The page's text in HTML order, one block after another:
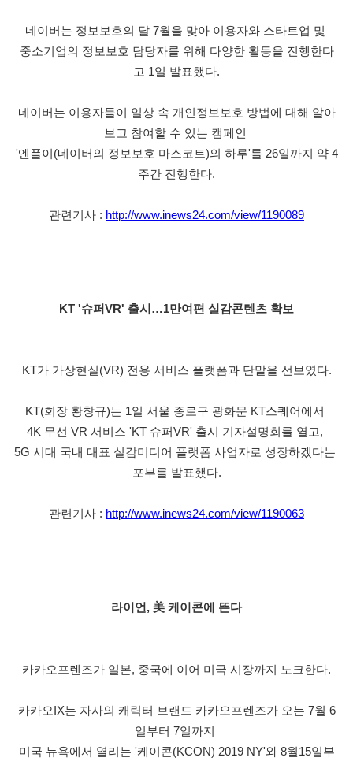
네이버는 정보보호의 달 7월을 맞아 이용자와 스타트업 및
중소기업의 정보보호 담당자를 위해 다양한 활동을 진행한다
고 1일 발표했다.
네이버는 이용자들이 일상 속 개인정보보호 방법에 대해 알아
보고 참여할 수 있는 캠페인
'엔플이(네이버의 정보보호 마스코트)의 하루'를 26일까지 약 4
주간 진행한다.
관련기사 : http://www.inews24.com/view/1190089
KT '슈퍼VR' 출시…1만여편 실감콘텐츠 확보
KT가 가상현실(VR) 전용 서비스 플랫폼과 단말을 선보였다.
KT(회장 황창규)는 1일 서울 종로구 광화문 KT스퀘어에서
4K 무선 VR 서비스 'KT 슈퍼VR' 출시 기자설명회를 열고,
5G 시대 국내 대표 실감미디어 플랫폼 사업자로 성장하겠다는
포부를 발표했다.
관련기사 : http://www.inews24.com/view/1190063
라이언, 美 케이콘에 뜬다
카카오프렌즈가 일본, 중국에 이어 미국 시장까지 노크한다.
카카오IX는 자사의 캐릭터 브랜드 카카오프렌즈가 오는 7월 6
일부터 7일까지
미국 뉴욕에서 열리는 '케이콘(KCON) 2019 NY'와 8월15일부